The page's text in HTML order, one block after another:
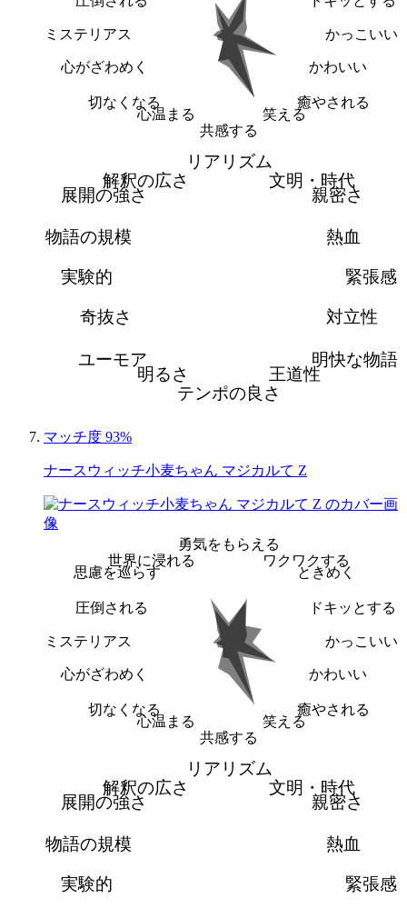
かっこいい
かわいい
癒やされる
笑える
共感する
心温まる
切なくなる
心がざわめく
ミステリアス
リアリズム
文明・時代
親密さ
熱血
緊張感
対立性
明快な物語
王道性
テンポの良さ
明るさ
ユーモア
奇抜さ
実験的
物語の規模
展開の強さ
解釈の広さ
マッチ度 93%
ナースウィッチ小麦ちゃん マジカルて Z
勇気をもらえる
ワクワクする
ときめく
ドキッとする
かっこいい
かわいい
癒やされる
笑える
共感する
心温まる
切なくなる
心がざわめく
ミステリアス
圧倒される
思慮を巡らす
世界に浸れる
リアリズム
文明・時代
親密さ
熱血
緊張感
実験的
物語の規模
展開の強さ
解釈の広さ